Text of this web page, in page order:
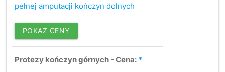
pełnej amputacji kończyn dolnych
POKAŻ CENY
Protezy kończyn górnych - Cena: *